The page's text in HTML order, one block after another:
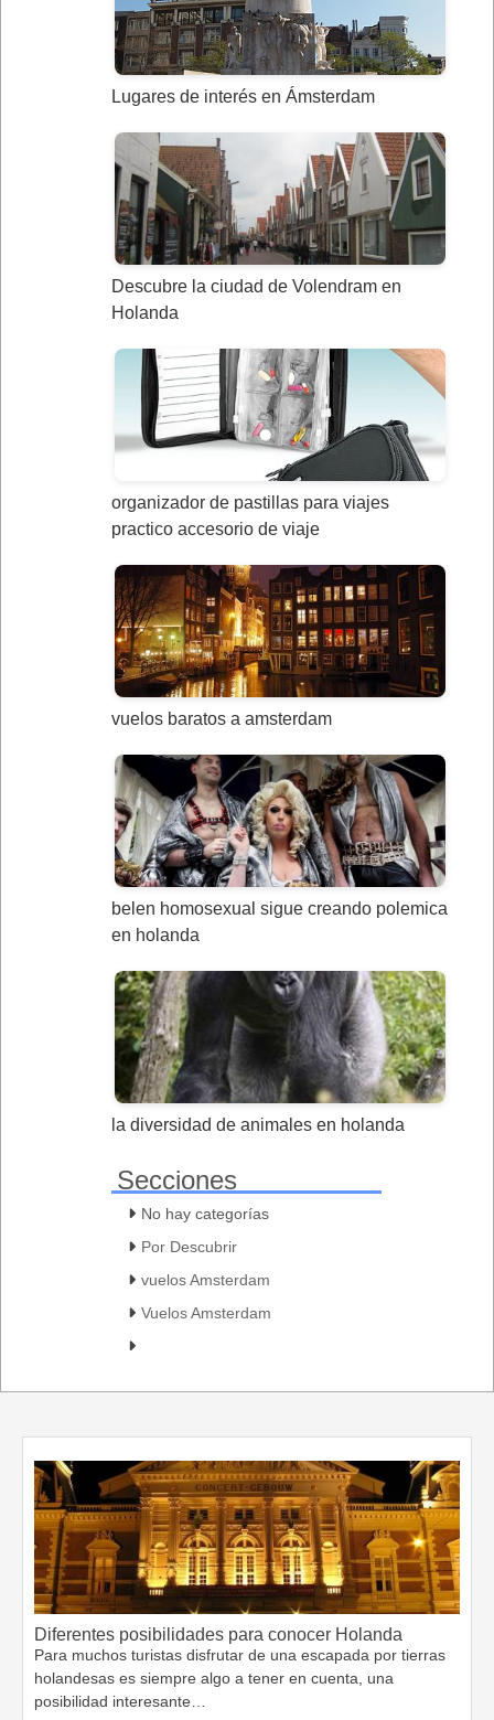
Lugares de interés en Ámsterdam
Descubre la ciudad de Volendram en
Holanda
organizador de pastillas para viajes
practico accesorio de viaje
vuelos baratos a amsterdam
belen homosexual sigue creando polemica
en holanda
la diversidad de animales en holanda
Secciones
No hay categorías
Por Descubrir
vuelos Amsterdam
Vuelos Amsterdam
Diferentes posibilidades para conocer Holanda
Para muchos turistas disfrutar de una escapada por tierras
holandesas es siempre algo a tener en cuenta, una
posibilidad interesante…